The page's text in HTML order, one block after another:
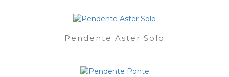
Pendente Aster Solo